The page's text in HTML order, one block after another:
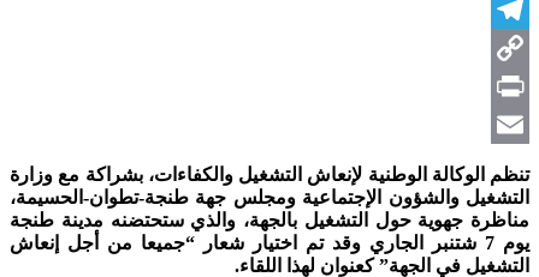
X
Telegram
Copy
Link
Print
Email
تنظم الوكالة الوطنية لإنعاش التشغيل والكفاءات، بشراكة مع وزارة
التشغيل والشؤون الإجتماعية ومجلس جهة طنجة-تطوان-الحسيمة،
مناظرة جهوية حول التشغيل بالجهة، والذي ستحتضنه مدينة طنجة
يوم 7 شتنبر الجاري وقد تم اختيار شعار “جميعا من أجل إنعاش
التشغيل في الجهة” كعنوان لهذا اللقاء.